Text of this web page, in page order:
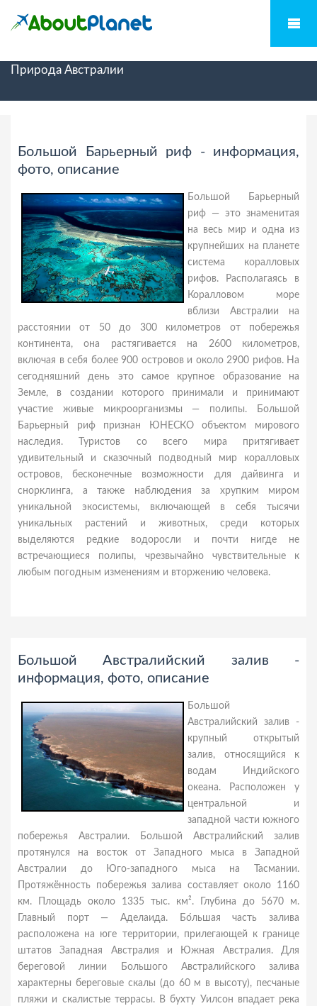
Природа Австралии
Большой Барьерный риф - информация,
фото, описание
Большой Барьерный
риф — это знаменитая
на весь мир и одна из
крупнейших на планете
система коралловых
рифов. Располагаясь в
Коралловом море
вблизи Австралии на
расстоянии от 50 до 300 километров от побережья
континента, она растягивается на 2600 километров,
включая в себя более 900 островов и около 2900 рифов. На
сегодняшний день это самое крупное образование на
Земле, в создании которого принимали и принимают
участие живые микроорганизмы — полипы. Большой
Барьерный риф признан ЮНЕСКО объектом мирового
наследия. Туристов со всего мира притягивает
удивительный и сказочный подводный мир коралловых
островов, бесконечные возможности для дайвинга и
снорклинга, а также наблюдения за хрупким миром
уникальной экосистемы, включающей в себя тысячи
уникальных растений и животных, среди которых
выделяются редкие водоросли и почти нигде не
встречающиеся полипы, чрезвычайно чувствительные к
любым погодным изменениям и вторжению человека.
Большой Австралийский залив -
информация, фото, описание
Большой
Австралийский залив -
крупный открытый
залив, относящийся к
водам Индийского
океана. Расположен у
центральной и
западной части южного
побережья Австралии. Большой Австралийский залив
протянулся на восток от Западного мыса в Западной
Австралии до Юго-западного мыса на Тасмании.
Протяжённость побережья залива составляет около 1160
км. Площадь около 1335 тыс. км². Глубина до 5670 м.
Главный порт — Аделаида. Бо́льшая часть залива
расположена на юге территории, прилегающей к границе
штатов Западная Австралия и Южная Австралия. Для
береговой линии Большого Австралийского залива
характерны береговые скалы (до 60 м в высоту), песчаные
пляжи и скалистые террасы. В бухту Уилсон впадает река